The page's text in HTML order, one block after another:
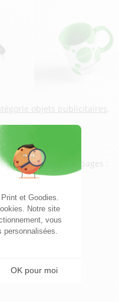
objets publicitaires
découvrez nos pages :